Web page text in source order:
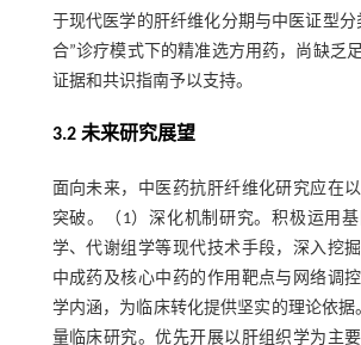
于现代医学的肝纤维化分期与中医证型分
合”诊疗模式下的精准选方用药，尚缺乏
证据和共识指南予以支持。
3.2 未来研究展望
面向未来，中医药抗肝纤维化研究应在
突破。（1）深化机制研究。积极运用
学、代谢组学等现代技术手段，深入挖
中成药及核心中药的作用靶点与网络调
学内涵，为临床转化提供坚实的理论依据
量临床研究。优先开展以肝组织学为主